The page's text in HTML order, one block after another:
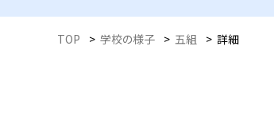
TOP > 学校の様子 > 五組 > 詳細